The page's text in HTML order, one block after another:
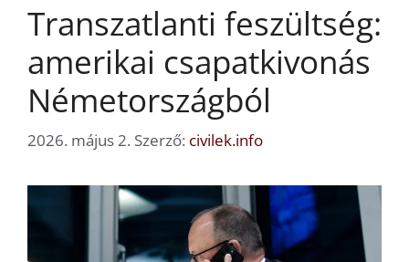
Transzatlanti feszültség:
amerikai csapatkivonás
Németországból
2026. május 2. Szerző: civilek.info